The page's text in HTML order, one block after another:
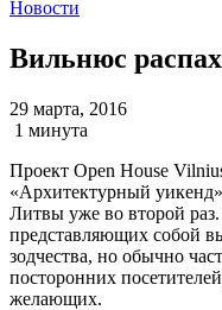
Новости
Вильнюс
29 марта, 2016
1 минута
Проект Open House
«Архитектурный
Литвы уже во второй
представляющих собой
зодчества, но обычно
посторонних
желающих.